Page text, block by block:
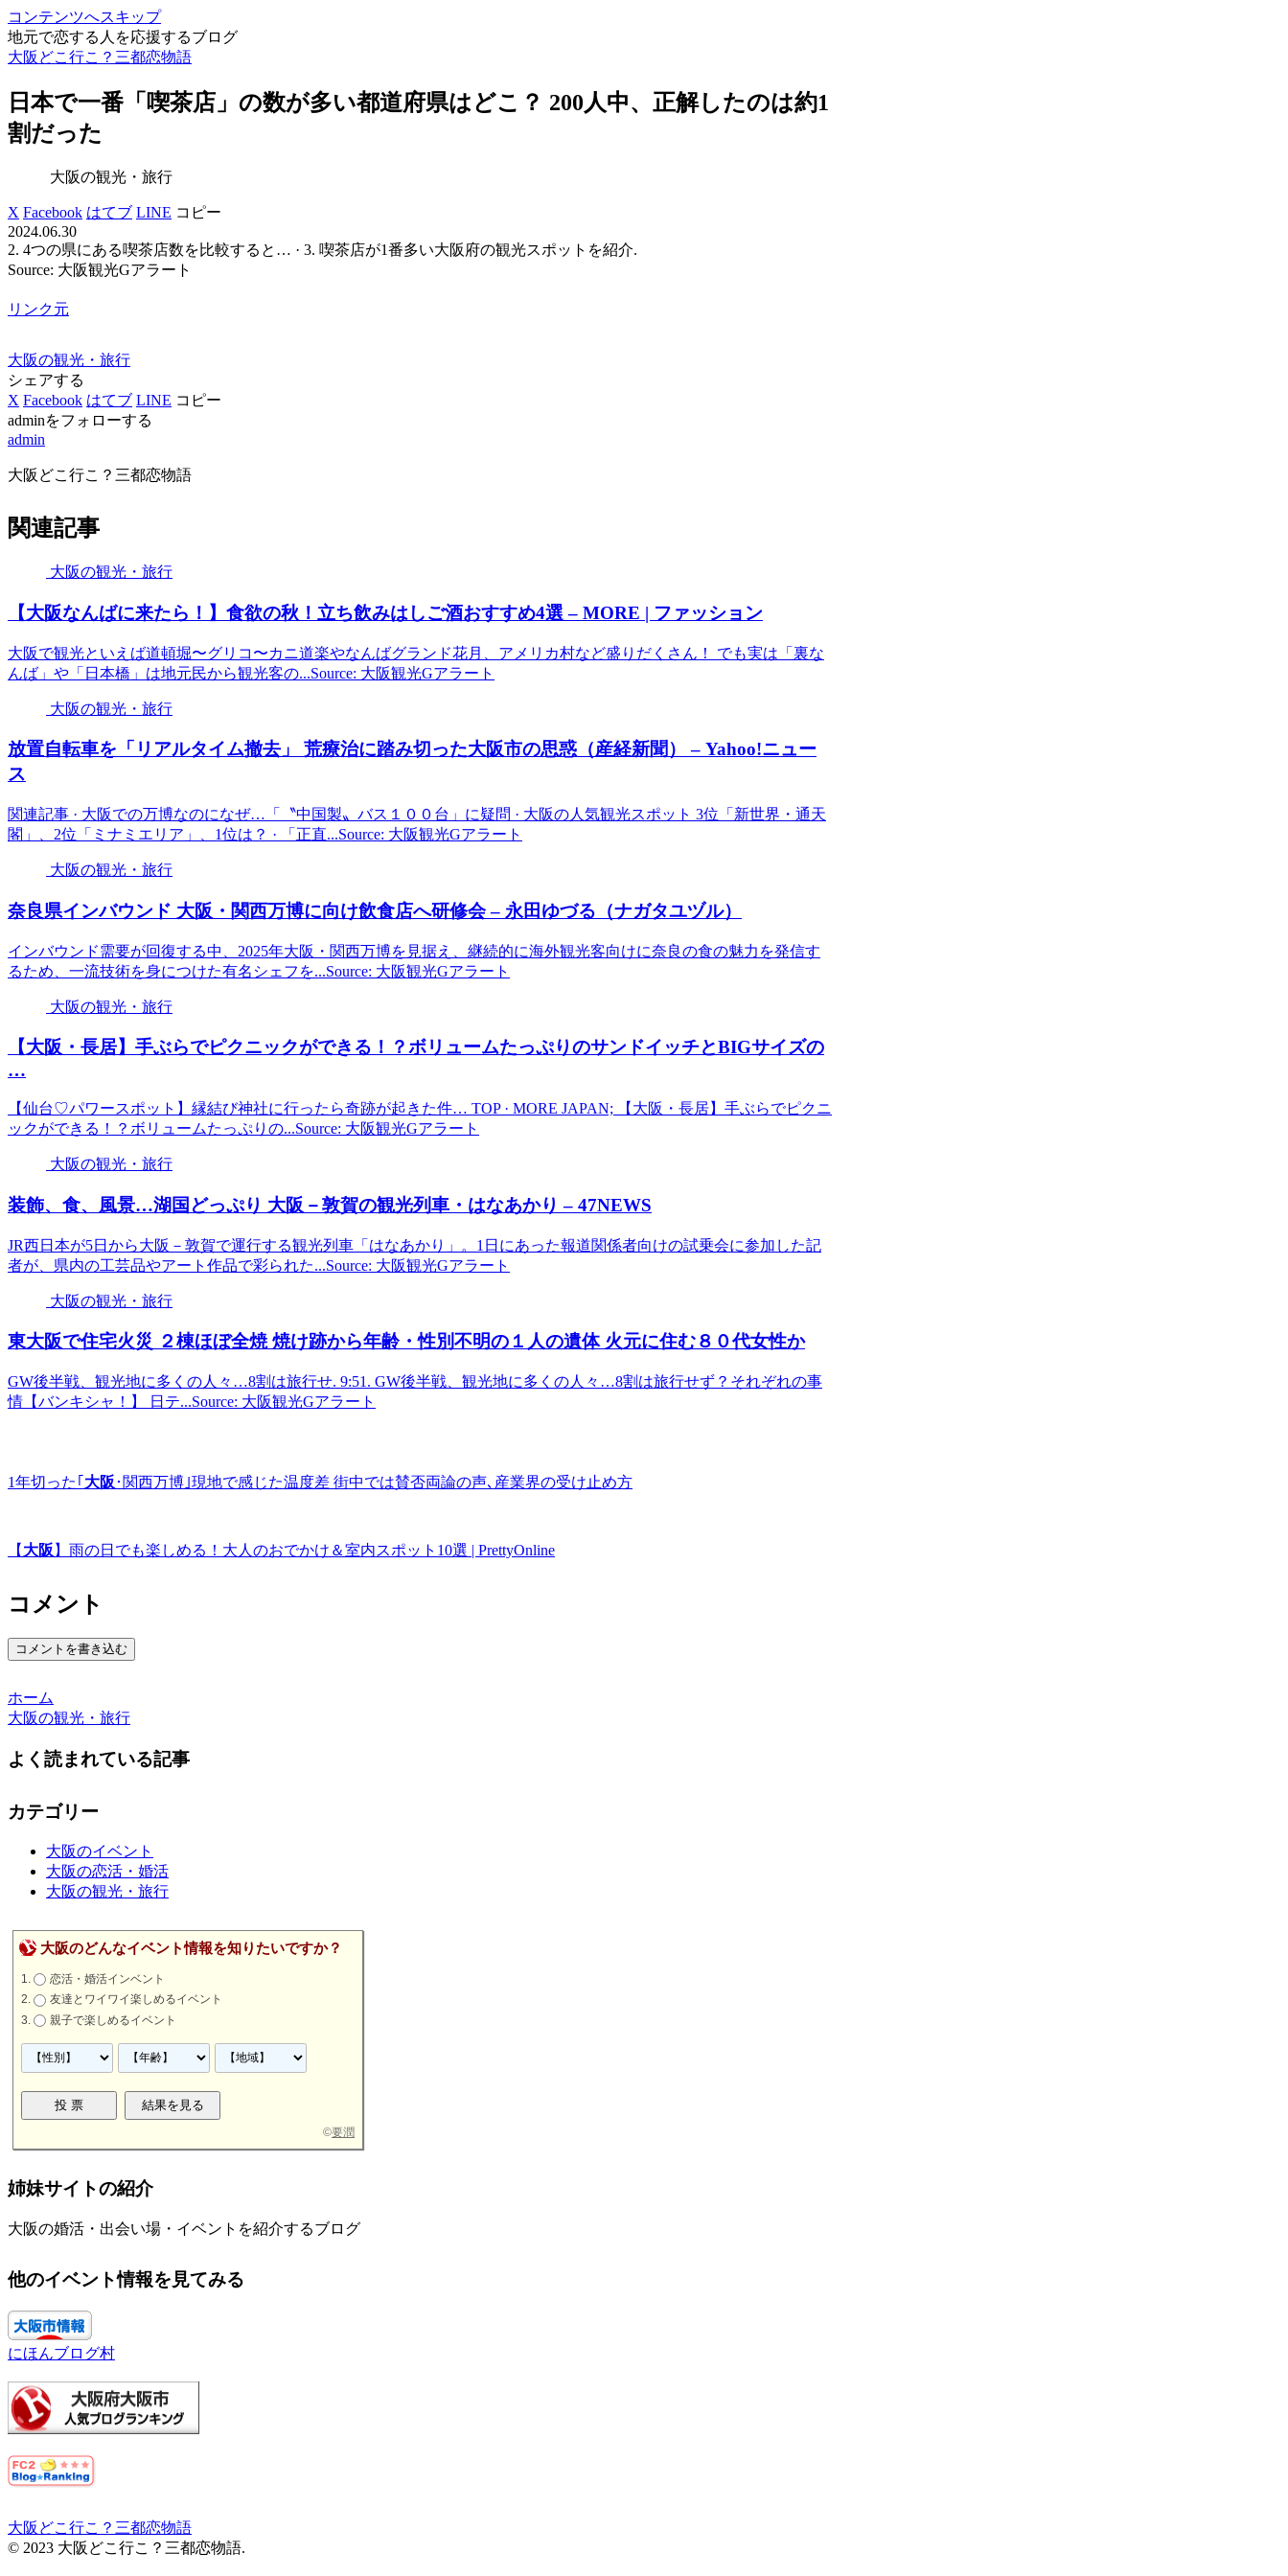
コンテンツへスキップ
地元で恋する人を応援するブログ
大阪どこ行こ？三都恋物語
日本で一番「喫茶店」の数が多い都道府県はどこ？ 200人中、正解したのは約1
割だった
大阪の観光・旅行
X Facebook はてブ LINE コピー
2024.06.30
2. 4つの県にある喫茶店数を比較すると… · 3. 喫茶店が1番多い大阪府の観光スポットを紹介.
Source: 大阪観光Gアラート
リンク元
大阪の観光・旅行
シェアする
X Facebook はてブ LINE コピー
adminをフォローする
admin
大阪どこ行こ？三都恋物語
関連記事
大阪の観光・旅行
【大阪なんばに来たら！】食欲の秋！立ち飲みはしご酒おすすめ4選 – MORE | ファッション
大阪で観光といえば道頓堀〜グリコ〜カニ道楽やなんばグランド花月、アメリカ村など盛りだくさん！ でも実は「裏な
んば」や「日本橋」は地元民から観光客の...Source: 大阪観光Gアラート
大阪の観光・旅行
放置自転車を「リアルタイム撤去」 荒療治に踏み切った大阪市の思惑（産経新聞） – Yahoo!ニュー
ス
関連記事 · 大阪での万博なのになぜ…「〝中国製〟バス１００台」に疑問 · 大阪の人気観光スポット 3位「新世界・通天
閣」、2位「ミナミエリア」、1位は？ · 「正直...Source: 大阪観光Gアラート
大阪の観光・旅行
奈良県インバウンド 大阪 ・関西万博に向け飲食店へ研修会 – 永田ゆづる（ナガタユヅル）
インバウンド需要が回復する中、2025年大阪・関西万博を見据え、継続的に海外観光客向けに奈良の食の魅力を発信す
るため、一流技術を身につけた有名シェフを...Source: 大阪観光Gアラート
大阪の観光・旅行
【大阪 ・長居】手ぶらでピクニックができる！？ボリュームたっぷりのサンドイッチとBIGサイズの
…
【仙台♡パワースポット】縁結び神社に行ったら奇跡が起きた件… TOP · MORE JAPAN; 【大阪・長居】手ぶらでピクニ
ックができる！？ボリュームたっぷりの...Source: 大阪観光Gアラート
大阪の観光・旅行
装飾、食、風景…湖国どっぷり 大阪 －敦賀の観光列車・はなあかり – 47NEWS
JR西日本が5日から大阪－敦賀で運行する観光列車「はなあかり」。1日にあった報道関係者向けの試乗会に参加した記
者が、県内の工芸品やアート作品で彩られた...Source: 大阪観光Gアラート
大阪の観光・旅行
東大阪で住宅火災 ２棟ほぼ全焼 焼け跡から年齢・性別不明の１人の遺体 火元に住む８０代女性か
GW後半戦、観光地に多くの人々…8割は旅行せ. 9:51. GW後半戦、観光地に多くの人々…8割は旅行せず？それぞれの事
情【バンキシャ！】 日テ...Source: 大阪観光Gアラート
1年切った｢ 大阪 ･関西万博｣現地で感じた温度差 街中では賛否両論の声､産業界の受け止め方
【 大阪 】雨の日でも楽しめる！大人のおでかけ＆室内スポット10選 | PrettyOnline
コメント
コメントを書き込む
ホーム
大阪の観光・旅行
よく読まれている記事
カテゴリー
大阪のイベント
大阪の恋活・婚活
大阪の観光・旅行
大阪のどんなイベント情報を知りたいですか？
恋活・婚活インベント
友達とワイワイ楽しめるイベント
親子で楽しめるイベント
©要潤
姉妹サイトの紹介
大阪の婚活・出会い場・イベントを紹介するブログ
他のイベント情報を見てみる
にほんブログ村
大阪どこ行こ？三都恋物語
© 2023 大阪どこ行こ？三都恋物語.